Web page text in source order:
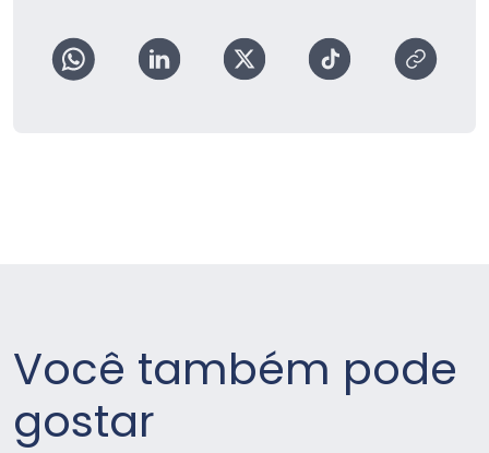
Você também pode
gostar